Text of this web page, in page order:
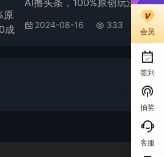
AI撸头条，100%原创玩法，0成本0门槛，轻松日入2000+
2024-08-16 333
会员
签到
抽奖
客服